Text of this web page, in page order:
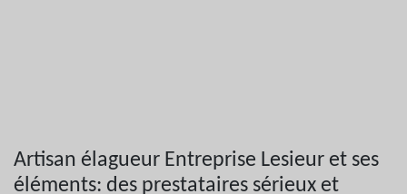
Artisan élagueur Entreprise Lesieur et ses
éléments: des prestataires sérieux et